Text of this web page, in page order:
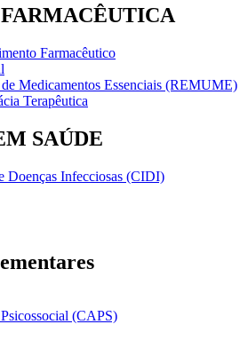
Farmacêutico
Medicamentos Essenciais (REMUME)
Terapêutica
SAÚDE
Doenças Infecciosas (CIDI)
(CAPS)